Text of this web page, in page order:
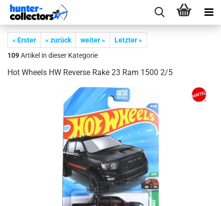
« Erster « zurück weiter »
Letzter »
109Artikel in dieser Kategorie
Hot Wheels HW Re­ver­se Rake 23 Ram 1500 2/5